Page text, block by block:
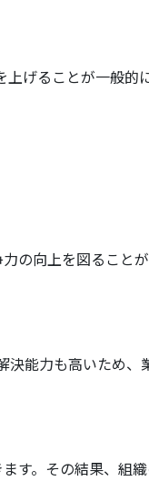
ることが一
向上を図るこ
力も高いた
その結果